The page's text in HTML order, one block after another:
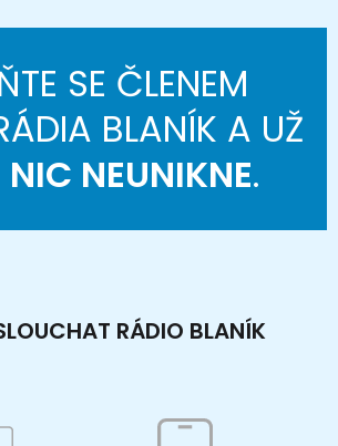
SE ČLENEM
BLANÍK A UŽ
NIC NEUNIKNE.
RÁDIO BLANÍK